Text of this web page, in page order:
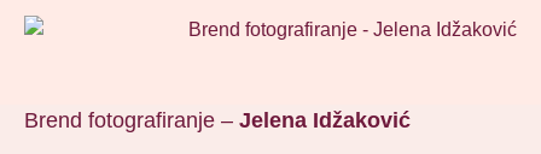
Brend fotografiranje – Jelena Idžaković